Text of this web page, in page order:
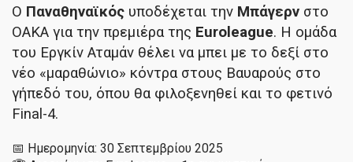
Ο Παναθηναϊκός υποδέχεται την Μπάγερν στο
ΟΑΚΑ για την πρεμιέρα της Euroleague. Η ομάδα
του Εργκίν Αταμάν θέλει να μπει με το δεξί στο
νέο «μαραθώνιο» κόντρα στους Βαυαρούς στο
γήπεδό του, όπου θα φιλοξενηθεί και το φετινό
Final-4.
📅 Ημερομηνία: 30 Σεπτεμβρίου 2025